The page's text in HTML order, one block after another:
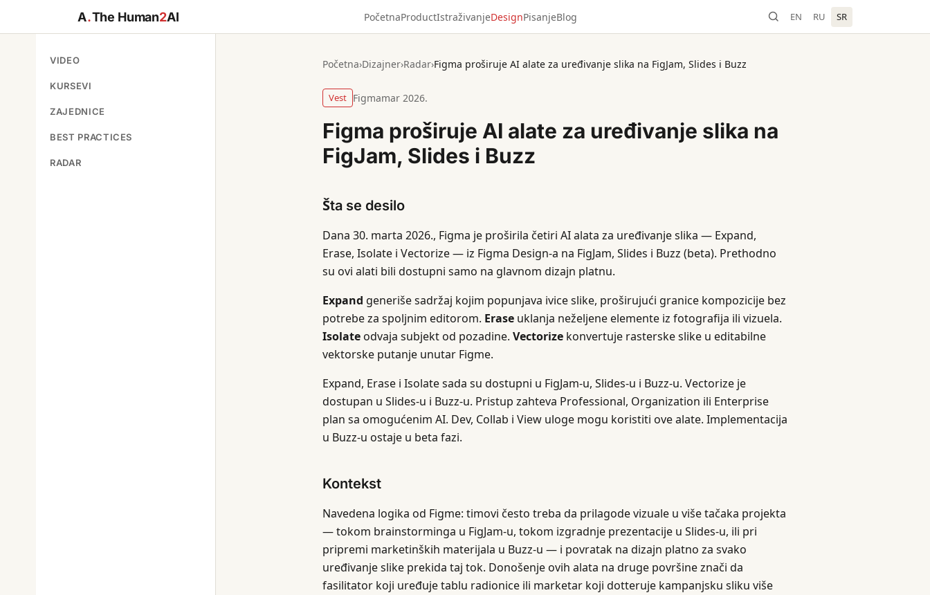
A.The Human2AI PočetnaProductIstraživanjeDesignPisanjeBlog EN RU SR
VIDEO
KURSEVI
ZAJEDNICE
BEST PRACTICES
RADAR
Početna›Dizajner›Radar›Figma proširuje AI alate za uređivanje slika na FigJam, Slides i Buzz
Vest Figmamar 2026.
Figma proširuje AI alate za uređivanje slika na
FigJam, Slides i Buzz
Šta se desilo
Dana 30. marta 2026., Figma je proširila četiri AI alata za uređivanje slika — Expand,
Erase, Isolate i Vectorize — iz Figma Design-a na FigJam, Slides i Buzz (beta). Prethodno
su ovi alati bili dostupni samo na glavnom dizajn platnu.
Expand generiše sadržaj kojim popunjava ivice slike, proširujući granice kompozicije bez
potrebe za spoljnim editorom. Erase uklanja neželjene elemente iz fotografija ili vizuela.
Isolateodvaja subjekt od pozadine. Vectorize konvertuje rasterske slike u editabilne
vektorske putanje unutar Figme.
Expand, Erase i Isolate sada su dostupni u FigJam-u, Slides-u i Buzz-u. Vectorize je
dostupan u Slides-u i Buzz-u. Pristup zahteva Professional, Organization ili Enterprise
plan sa omogućenim AI. Dev, Collab i View uloge mogu koristiti ove alate. Implementacija
u Buzz-u ostaje u beta fazi.
Kontekst
Navedena logika od Figme: timovi često treba da prilagode vizuale u više tačaka projekta
— tokom brainstorminga u FigJam-u, tokom izgradnje prezentacije u Slides-u, ili pri
pripremi marketinških materijala u Buzz-u — i povratak na dizajn platno za svako
uređivanje slike prekida taj tok. Donošenje ovih alata na druge površine znači da
fasilitator koji uređuje tablu radionice ili marketar koji dotteruje kampanjsku sliku više